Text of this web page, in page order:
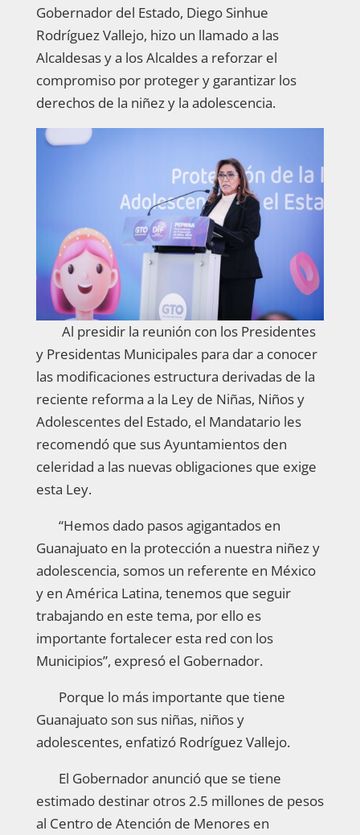
Gobernador del Estado, Diego Sinhue
Rodríguez Vallejo, hizo un llamado a las
Alcaldesas y a los Alcaldes a reforzar el
compromiso por proteger y garantizar los
derechos de la niñez y la adolescencia.
Al presidir la reunión con los Presidentes
y Presidentas Municipales para dar a conocer
las modificaciones estructura derivadas de la
reciente reforma a la Ley de Niñas, Niños y
Adolescentes del Estado, el Mandatario les
recomendó que sus Ayuntamientos den
celeridad a las nuevas obligaciones que exige
esta Ley.
“Hemos dado pasos agigantados en
Guanajuato en la protección a nuestra niñez y
adolescencia, somos un referente en México
y en América Latina, tenemos que seguir
trabajando en este tema, por ello es
importante fortalecer esta red con los
Municipios”, expresó el Gobernador.
Porque lo más importante que tiene
Guanajuato son sus niñas, niños y
adolescentes, enfatizó Rodríguez Vallejo.
El Gobernador anunció que se tiene
estimado destinar otros 2.5 millones de pesos
al Centro de Atención de Menores en